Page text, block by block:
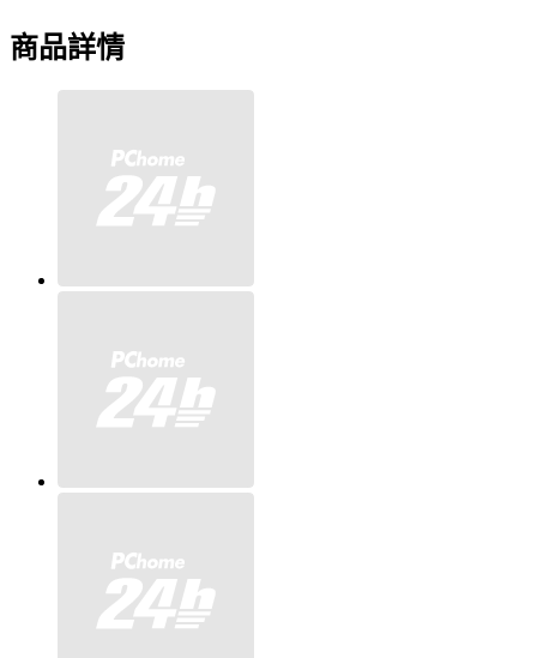
商品詳情